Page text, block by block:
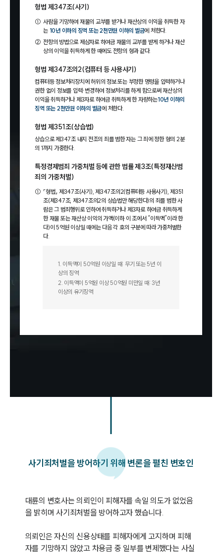
형법 제347조(사기)
① 사람을 기망하여 재물의 교부를 받거나 재산상의 이익을 취득한 자
는 10년 이하의 징역 또는 2천만원 이하의 벌금에 처한다.
② 전항의 방법으로 제삼자로 하여금 재물의 교부를 받게 하거나 재산
상의 이익을 취득하게 한 때에도 전항의 형과 같다.
형법 제347조의2(컴퓨터 등 사용사기)
컴퓨터등 정보처리장치에 허위의 정보 또는 부정한 명령을 입력하거나
권한 없이 정보를 입력·변경하여 정보처리를 하게 함으로써 재산상의
이익을 취득하거나 제3자로 하여금 취득하게 한 자랑하는10년 이하의
징역 또는 2천만원 이하의 벌금에 처한다.
형법 제351조(상습법)
상습으로 제347조 내지 전조의 죄를 범한 자는 그 죄에 정한 형의 2분
의 1까지 가중한다.
특정경제범죄 가중처벌 등에 관한 법률 제3조(특정재산범
죄의 가중처벌)
① 「형법」 제347조(사기), 제347조의2(컴퓨터등 사용사기), 제351
조(제347조, 제347조의2의 상습법만 해당한다)의 죄를 범한 사
람은 그 범죄행위로 인하여 취득하거나 제3자로 하여금 취득하게
한 재물 또는 재산상 이익의 가액(이하 이 조에서 “이득액”이라 한
다)이 5억원 이상일 때에는 다음 각 호의 구분에 따라 가중처벌한
다.
1. 이득액이 50억원 이상일 때: 무기 또는 5년 이
상의 징역
2. 이득액이 5억원 이상 50억원 미만일 때: 3년
이상의 유기징역
사기죄처벌을 방어하기 위해 변론을 펼친 변호인
대륜의 변호사는 의뢰인이 피해자를 속일 의도가 없었음
을 밝히며 사기죄처벌을 방어하고자 했습니다.
의뢰인은 자신의 신용상태를 피해자에게 고지하며 피해
자를 기망하지 않았고 차용금 중 일부를 변제했다는 사실